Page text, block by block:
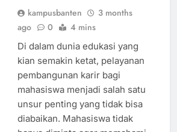
kampusbanten
3 months
ago
0 4 mins
Di dalam dunia edukasi yang
kian semakin ketat, pelayanan
pembangunan karir bagi
mahasiswa menjadi salah satu
unsur penting yang tidak bisa
diabaikan. Mahasiswa tidak